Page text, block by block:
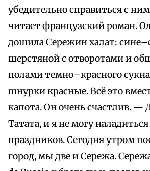
убедительно справиться с
читает французский роман.
дошила Сережин халат:
шерстяной с отворотами и
полами темно–красного
шнурки красные. Всё это
капота. Он очень счастлив. —
Татата, и я не могу
праздников. Сегодня утром
город, мы две и Сережа.